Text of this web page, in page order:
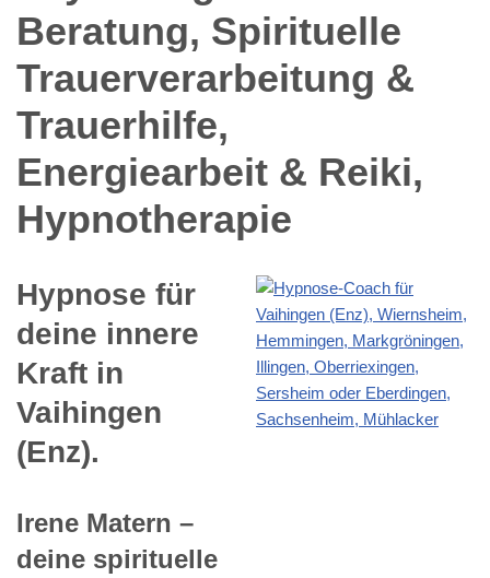
Hypnose für
deine innere
Kraft in
Vaihingen
(Enz).
Irene Matern –
deine spirituelle